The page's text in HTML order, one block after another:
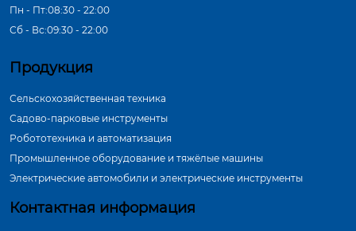
Пн - Пт:08:30 - 22:00
Сб - Вс:09:30 - 22:00
Продукция
Сельскохозяйственная техника
Садово-парковые инструменты
Робототехника и автоматизация
Промышленное оборудование и тяжёлые машины
Электрические автомобили и электрические инструменты
Контактная информация